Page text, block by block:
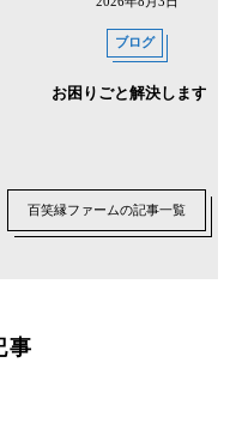
ブログ
お困りごと解決します！
百笑縁ファームの記事一覧
事